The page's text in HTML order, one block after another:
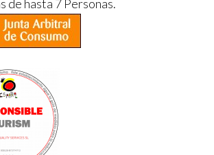
de hasta 7 Personas.